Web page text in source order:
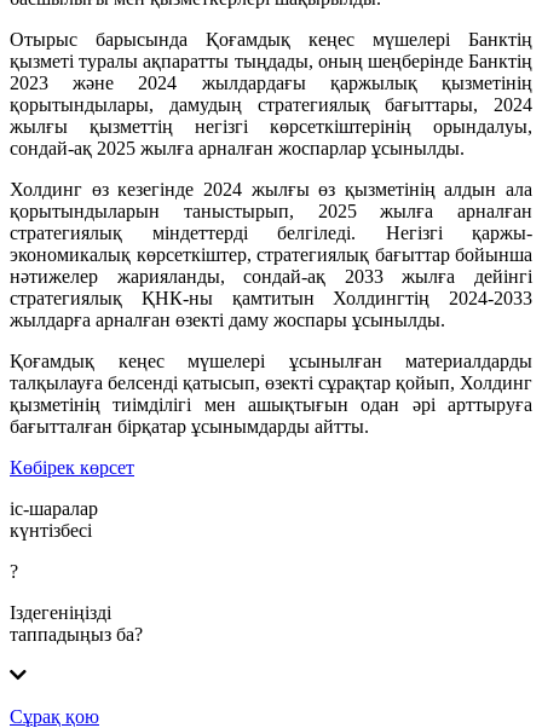
Отырыс барысында Қоғамдық кеңес мүшелері Банктің
қызметі туралы ақпаратты тыңдады, оның шеңберінде Банктің
2023 және 2024 жылдардағы қаржылық қызметінің
қорытындылары, дамудың стратегиялық бағыттары, 2024
жылғы қызметтің негізгі көрсеткіштерінің орындалуы,
сондай-ақ 2025 жылға арналған жоспарлар ұсынылды.
Холдинг өз кезегінде 2024 жылғы өз қызметінің алдын ала
қорытындыларын таныстырып, 2025 жылға арналған
стратегиялық міндеттерді белгіледі. Негізгі қаржы-
экономикалық көрсеткіштер, стратегиялық бағыттар бойынша
нәтижелер жарияланды, сондай-ақ 2033 жылға дейінгі
стратегиялық ҚНК-ны қамтитын Холдингтің 2024-2033
жылдарға арналған өзекті даму жоспары ұсынылды.
Қоғамдық кеңес мүшелері ұсынылған материалдарды
талқылауға белсенді қатысып, өзекті сұрақтар қойып, Холдинг
қызметінің тиімділігі мен ашықтығын одан әрі арттыруға
бағытталған бірқатар ұсынымдарды айтты.
Көбірек көрсет
іс-шаралар
күнтізбесі
?
Іздегеніңізді
таппадыңыз ба?
Сұрақ қою